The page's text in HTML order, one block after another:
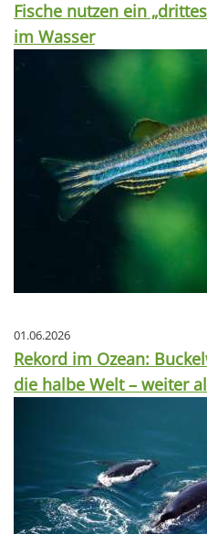
Fische nutzen ein
im Wasser
01.06.2026
Rekord im Ozean:
die halbe Welt – weiter